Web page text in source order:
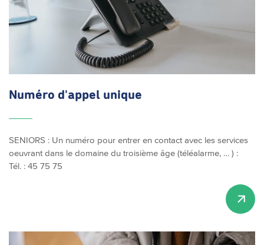
Numéro d'appel unique
SENIORS : Un numéro pour entrer en contact avec les services
oeuvrant dans le domaine du troisième âge (téléalarme, … ) :
Tél. : 45 75 75